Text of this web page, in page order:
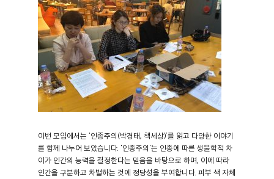
이번 모임에서는 ‘인종주의(박경태, 책세상)’를 읽고 다양한 이야기
를 함께 나누어 보았습니다. '인종주의'는 인종에 따른 생물학적 차
이가 인간의 능력을 결정한다는 믿음을 바탕으로 하며, 이에 따라
인간을 구분하고 차별하는 것에 정당성을 부여합니다. 피부 색 자체